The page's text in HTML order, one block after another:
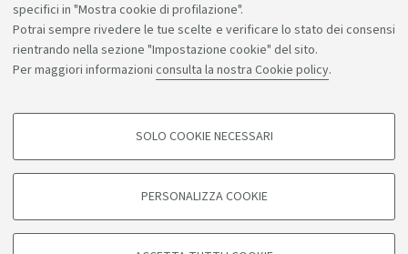
specifici in "Mostra cookie di profilazione".
Potrai sempre rivedere le tue scelte e verificare lo stato dei consensi
rientrando nella sezione "Impostazione cookie" del sito.
Per maggiori informazioni consulta la nostra Cookie policy.
COOKIE DI PROFILAZIONE - FACOLTATIVI
degli utenti, creare profili in base al loro comportamento sul sito, per analisi
di marketing.
SOLO COOKIE NECESSARI
PERSONALIZZA COOKIE
Seguici su:
Bologna - Via Zamboni, 33 - 40126 Bologna - PI: 01131710376 -
CF: 80007010376